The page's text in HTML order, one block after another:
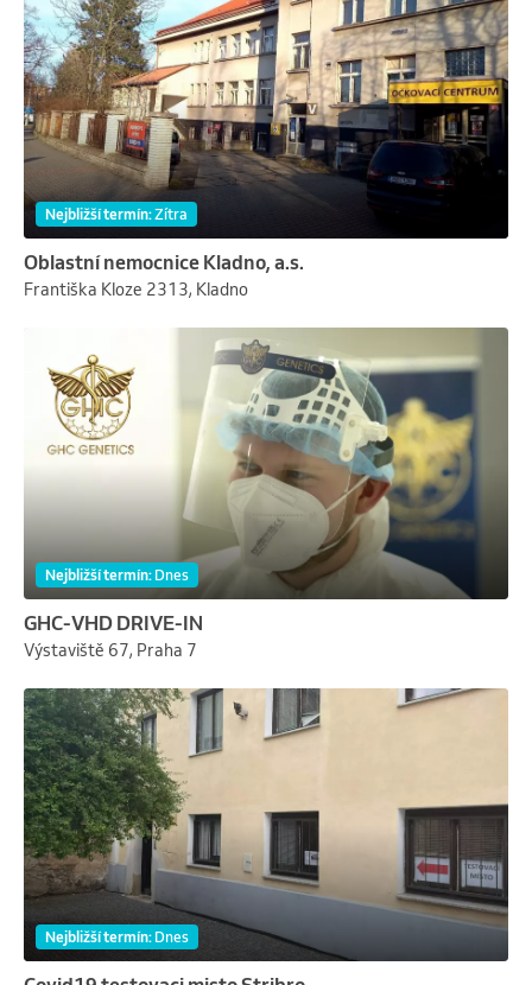
Nejbližší termín: Zítra
Oblastní nemocnice Kladno, a.s.
Františka Kloze 2313, Kladno
Nejbližší termín: Dnes
GHC-VHD DRIVE-IN
Výstaviště 67, Praha 7
Nejbližší termín: Dnes